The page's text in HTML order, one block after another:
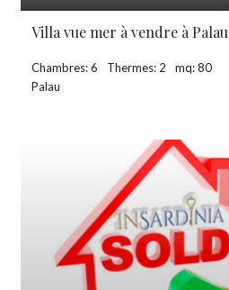
Villa vue mer à vendre à Palau
Chambres: 6 Thermes: 2
mq: 80
Palau